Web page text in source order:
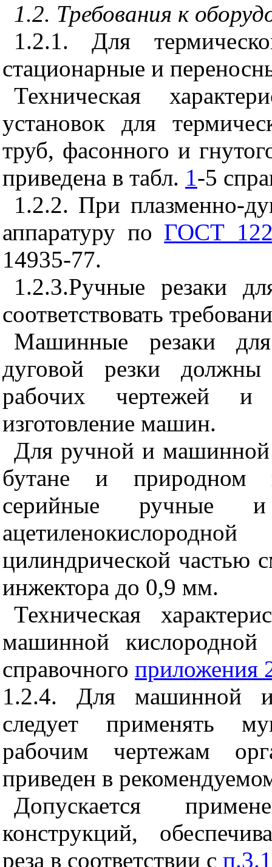
1.2. Требования к
1.2.1. Для
стационарные и
Техническая
установок для
труб, фасонного и
приведена в табл. 1-5
1.2.2. При плазменно-
аппаратуру по ГОСТ
14935-77.
1.2.3.Ручные резаки
соответствовать
Машинные резаки
дуговой резки должны
рабочих чертежей и
изготовление машин.
Для ручной и машинной
бутане и природном
серийные ручные
цилиндрической частью
инжектора до 0,9 мм.
Техническая
машинной
справочного приложения
1.2.4. Для машинной и
следует применять
рабочим чертежам
приведен в
Допускается
конструкций,
реза в соответствии с